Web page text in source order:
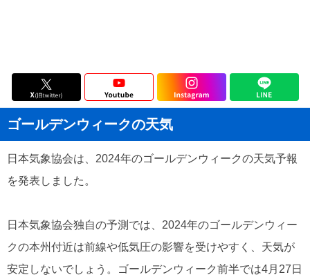
ゴールデンウィークの天気
日本気象協会は、2024年のゴールデンウィークの天気予報
を発表しました。
日本気象協会独自の予測では、2024年のゴールデンウィー
クの本州付近は前線や低気圧の影響を受けやすく、天気が
安定しないでしょう。ゴールデンウィーク前半では4月27日